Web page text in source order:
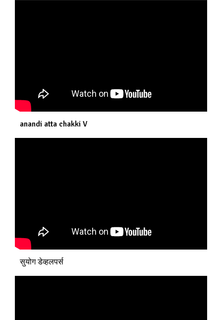
anandi atta chakki V
सुयोग डेव्हलपर्स